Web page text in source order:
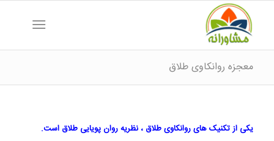
معجزه روانکاوی طلاق
یکی از تکنیک های روانکاوی طلاق ، نظریه روان پویایی طلاق است.